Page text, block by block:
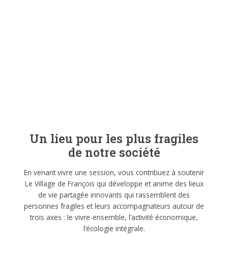
Un lieu pour les plus fragiles
de notre société
En venant vivre une session, vous contribuez à soutenir
Le Village de François qui développe et anime des lieux
de vie partagée innovants qui rassemblent des
personnes fragiles et leurs accompagnateurs autour de
trois axes : le vivre-ensemble, l’activité économique,
l’écologie intégrale.